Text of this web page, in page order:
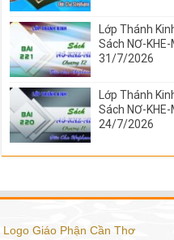
Lớp Thánh
Sách NƠ-
31/7/2026
Lớp Thánh
Sách NƠ-
24/7/2026
Logo Giáo Phận Cần Thơ